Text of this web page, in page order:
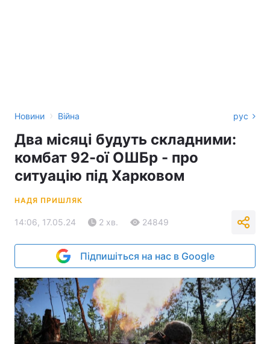
Новини › Війна рус
Два місяці будуть складними:
комбат 92-ої ОШБр - про
ситуацію під Харковом
НАДЯ ПРИШЛЯК
14:06, 17.05.24 2 хв. 24849
Підпишіться на нас в Google